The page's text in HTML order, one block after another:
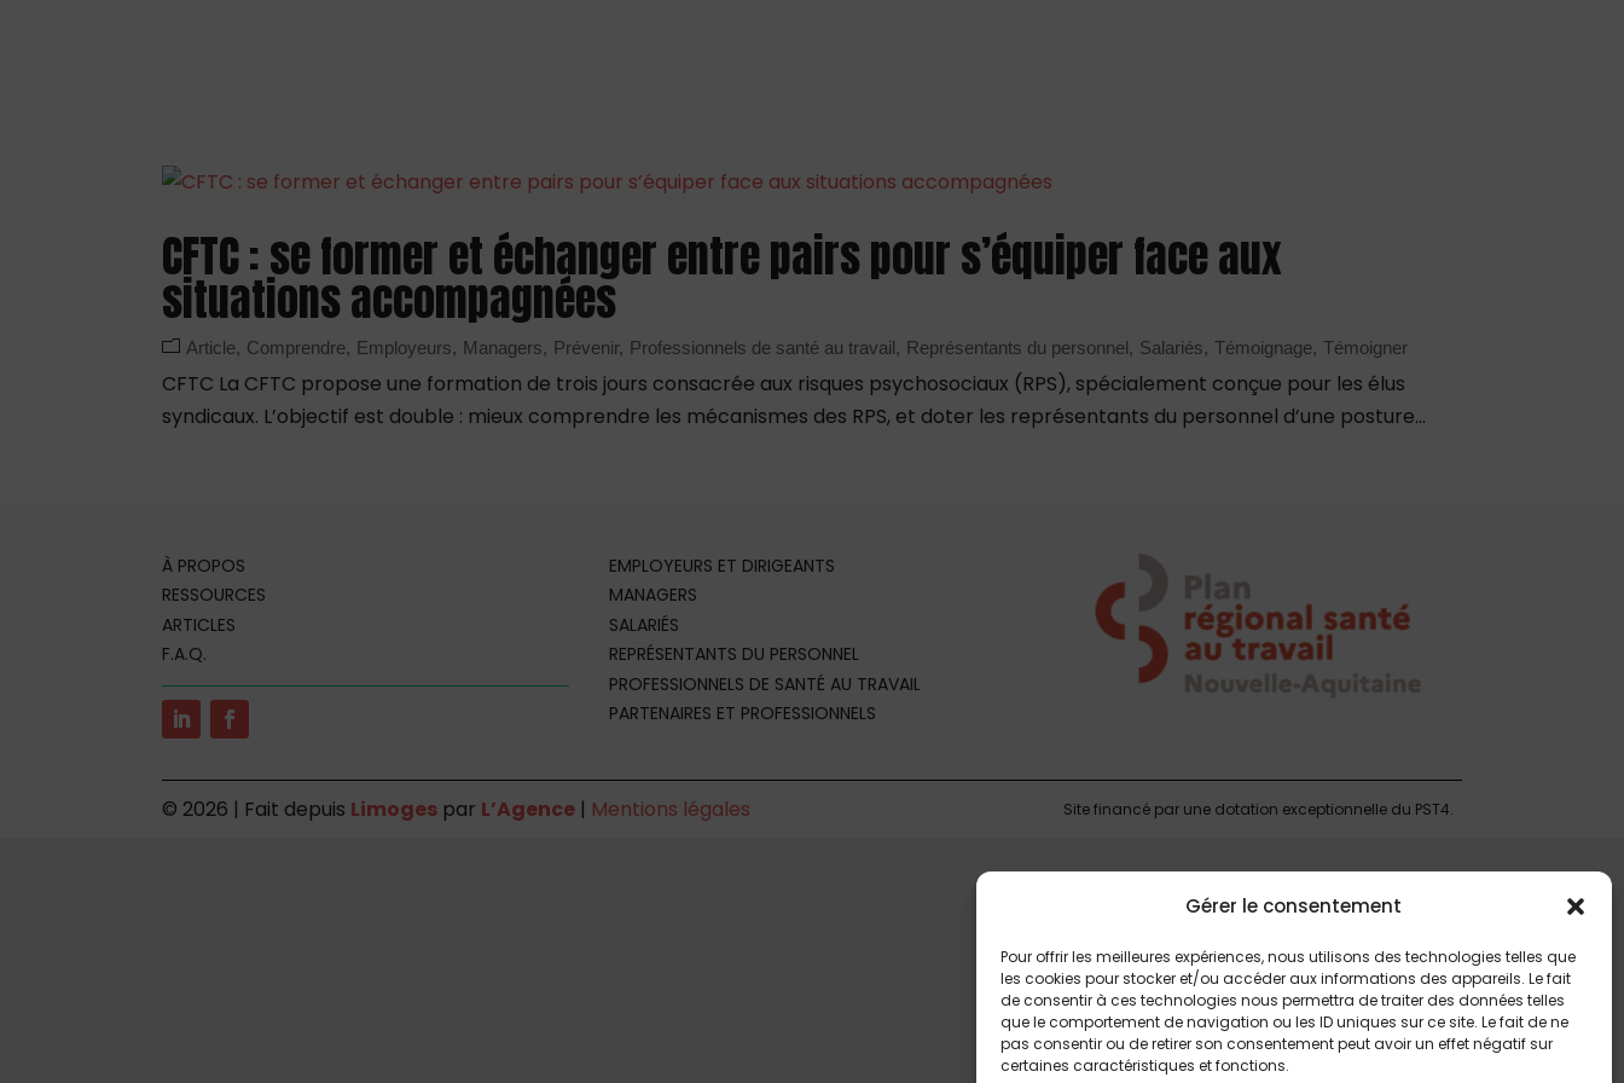
Gérer le consentement
Pour offrir les meilleures expériences, nous utilisons des technologies telles que
les cookies pour stocker et/ou accéder aux informations des appareils. Le fait
de consentir à ces technologies nous permettra de traiter des données telles
que le comportement de navigation ou les ID uniques sur ce site. Le fait de ne
pas consentir ou de retirer son consentement peut avoir un effet négatif sur
certaines caractéristiques et fonctions.
CFTC : se former et échanger entre pairs pour s’équiper face aux
situations accompagnées
Article Comprendre Employeurs Managers Prévenir Professionnels de santé au travail Représentants du personnel Salariés Témoignage Témoigner
CFTC La CFTC propose une formation de trois jours consacrée aux risques psychosociaux (RPS), spécialement conçue pour les élus
syndicaux. L’objectif est double : mieux comprendre les mécanismes des RPS, et doter les représentants du personnel d’une posture...
À PROPOS
RESSOURCES
ARTICLES
F.A.Q.
EMPLOYEURS ET DIRIGEANTS
MANAGERS
SALARIÉS
REPRÉSENTANTS DU PERSONNEL
PROFESSIONNELS DE SANTÉ AU TRAVAIL
PARTENAIRES ET PROFESSIONNELS
© 2026 | Fait depuis Limoges par L’Agence | Mentions légales Site financé par une dotation exceptionnelle du PST4.